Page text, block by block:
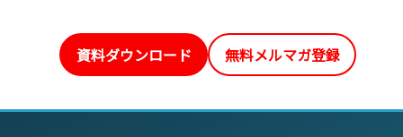
資料ダウンロード 無料メルマガ登録